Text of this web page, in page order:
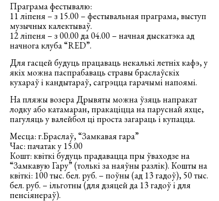
Праграма фестывалю:
11 ліпеня – з 15.00 – фестывальная праграма, выступ
музычных калектываў.
12 ліпеня – з 00.00 да 04.00 – начная дыскатэка ад
начнога клуба “RED”.
Для гасцей будуць працаваць некалькі летніх кафэ, у
якіх можна паспрабаваць стравы браслаўскіх
кухараў і кандытараў, сагрэцца гарачымі напоямі.
На пляжы возера Дрывяты можна ўзяць напракат
лодку або катамаран, пракаціцца на паруснай яхце,
пагуляць у валейбол ці проста загараць і купацца.
Месца: г.Браслаў, “Замкавая гара”
Час: пачатак у 15.00
Кошт: квіткі будуць прадавацца пры ўваходзе на
“Замкавую Гару” (толькі за наяўны разлік). Кошты на
квіткі: 100 тыс. бел. руб. – поўны (ад 13 гадоў), 50 тыс.
бел. руб. – ільготны (для дзяцей да 13 гадоў і для
пенсіянераў).